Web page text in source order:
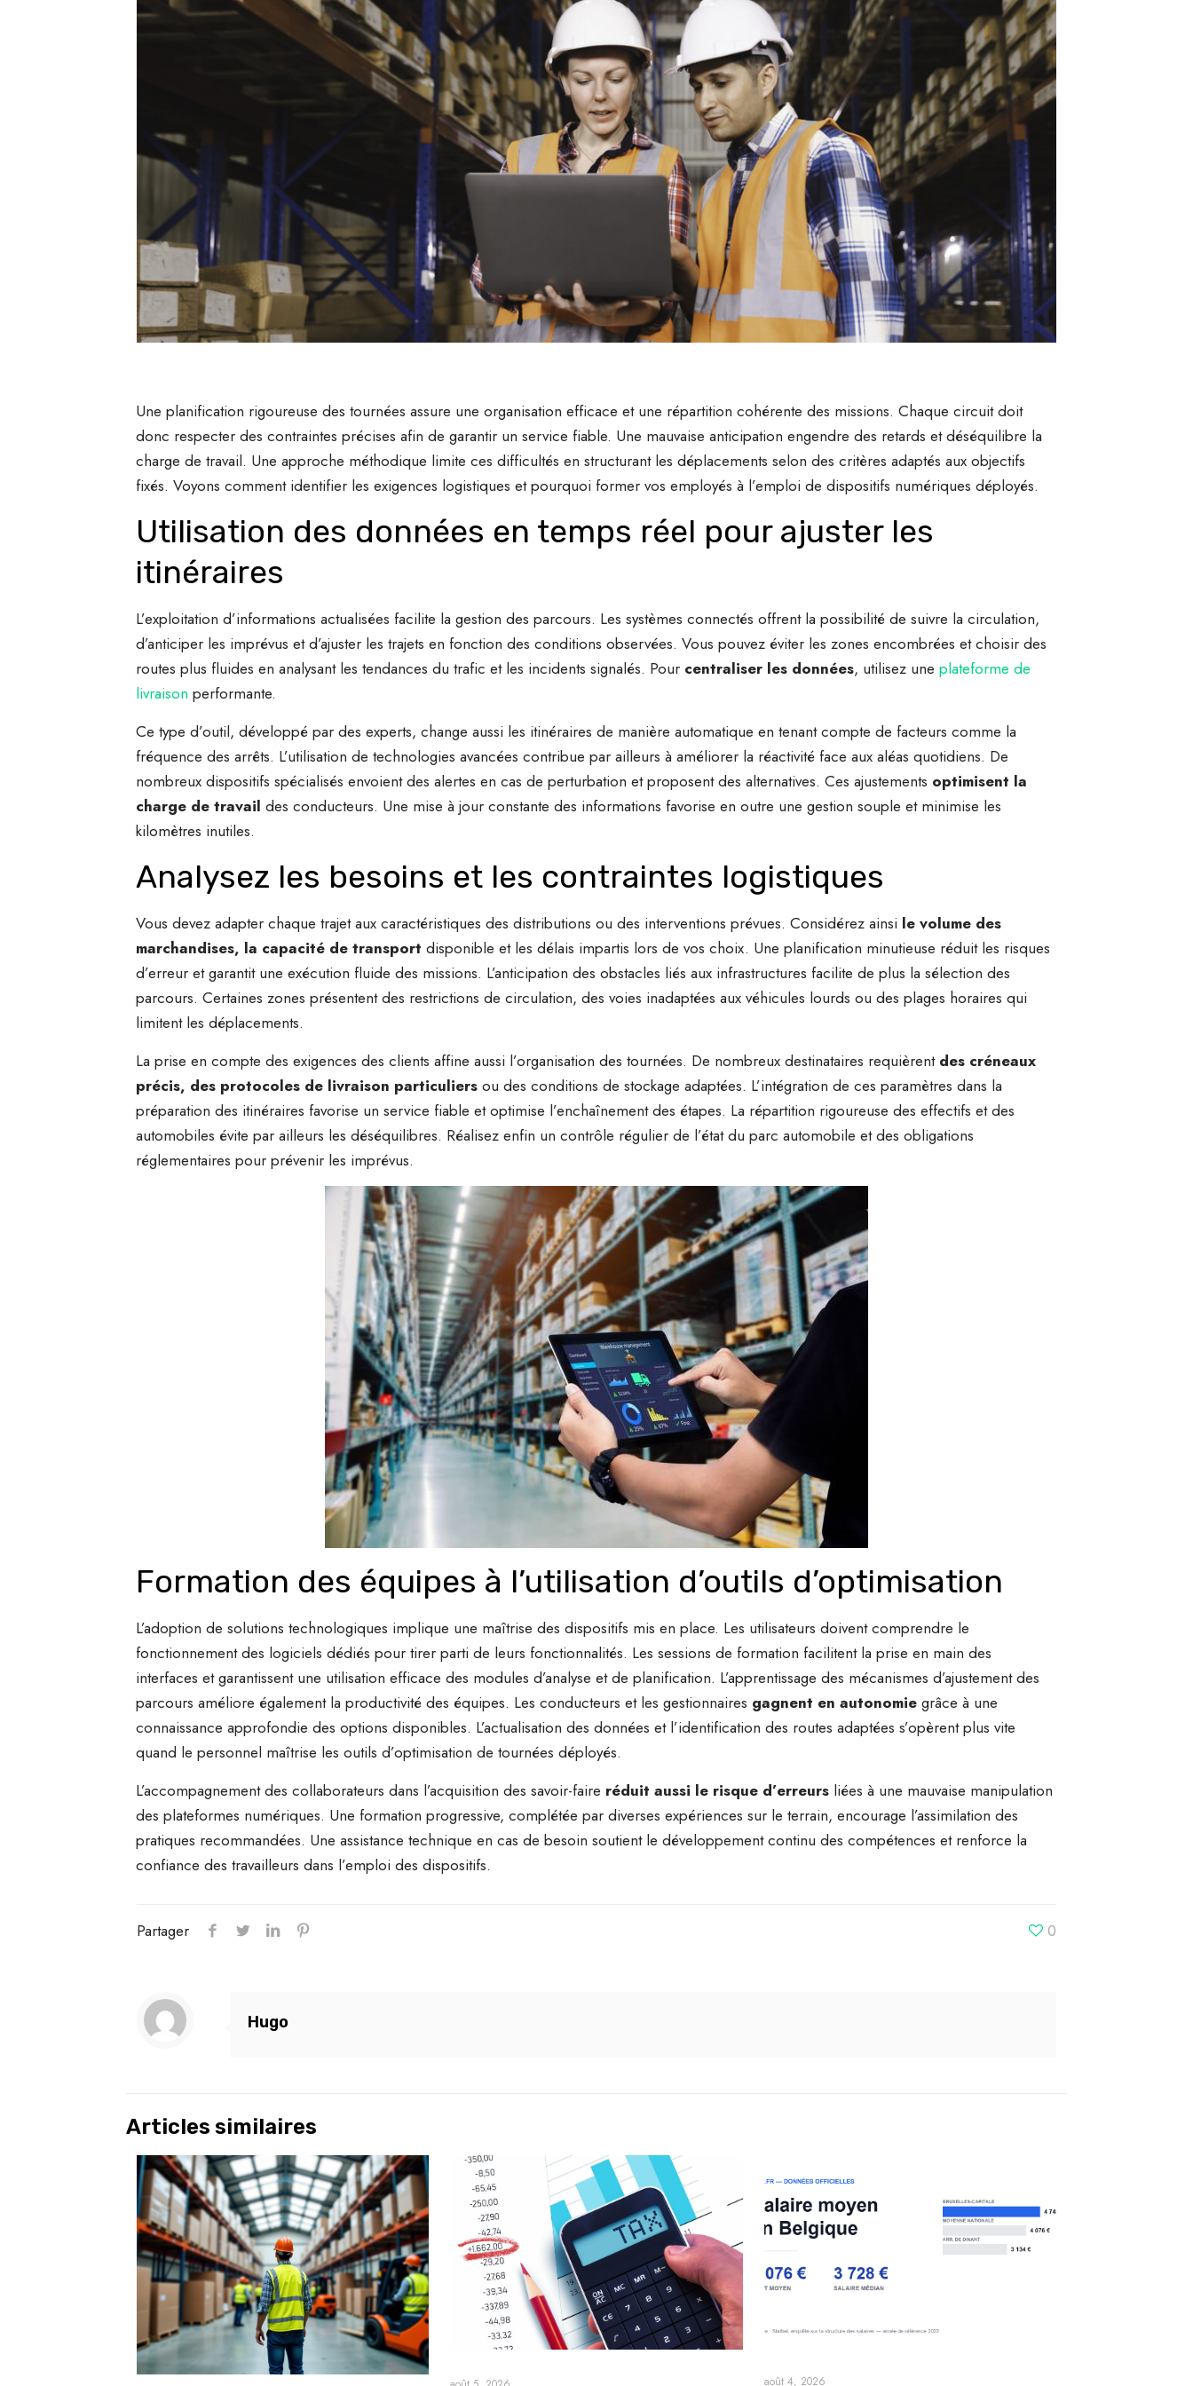
Une planification rigoureuse des tournées assure une organisation efficace et une répartition cohérente des missions. Chaque circuit doit
donc respecter des contraintes précises afin de garantir un service fiable. Une mauvaise anticipation engendre des retards et déséquilibre la
charge de travail. Une approche méthodique limite ces difficultés en structurant les déplacements selon des critères adaptés aux objectifs
fixés. Voyons comment identifier les exigences logistiques et pourquoi former vos employés à l’emploi de dispositifs numériques déployés.
Utilisation des données en temps réel pour ajuster les
itinéraires
L’exploitation d’informations actualisées facilite la gestion des parcours. Les systèmes connectés offrent la possibilité de suivre la circulation,
d’anticiper les imprévus et d’ajuster les trajets en fonction des conditions observées. Vous pouvez éviter les zones encombrées et choisir des
routes plus fluides en analysant les tendances du trafic et les incidents signalés. Pour centraliser les données, utilisez une plateforme de
livraison performante.
Ce type d’outil, développé par des experts, change aussi les itinéraires de manière automatique en tenant compte de facteurs comme la
fréquence des arrêts. L’utilisation de technologies avancées contribue par ailleurs à améliorer la réactivité face aux aléas quotidiens. De
nombreux dispositifs spécialisés envoient des alertes en cas de perturbation et proposent des alternatives. Ces ajustements optimisent la
charge de travail des conducteurs. Une mise à jour constante des informations favorise en outre une gestion souple et minimise les
kilomètres inutiles.
Analysez les besoins et les contraintes logistiques
Vous devez adapter chaque trajet aux caractéristiques des distributions ou des interventions prévues. Considérez ainsi le volume des
marchandises, la capacité de transport disponible et les délais impartis lors de vos choix. Une planification minutieuse réduit les risques
d’erreur et garantit une exécution fluide des missions. L’anticipation des obstacles liés aux infrastructures facilite de plus la sélection des
parcours. Certaines zones présentent des restrictions de circulation, des voies inadaptées aux véhicules lourds ou des plages horaires qui
limitent les déplacements.
La prise en compte des exigences des clients affine aussi l’organisation des tournées. De nombreux destinataires requièrent des créneaux
précis, des protocoles de livraison particuliersou des conditions de stockage adaptées. L’intégration de ces paramètres dans la
préparation des itinéraires favorise un service fiable et optimise l’enchaînement des étapes. La répartition rigoureuse des effectifs et des
automobiles évite par ailleurs les déséquilibres. Réalisez enfin un contrôle régulier de l’état du parc automobile et des obligations
réglementaires pour prévenir les imprévus.
Formation des équipes à l’utilisation d’outils d’optimisation
L’adoption de solutions technologiques implique une maîtrise des dispositifs mis en place. Les utilisateurs doivent comprendre le
fonctionnement des logiciels dédiés pour tirer parti de leurs fonctionnalités. Les sessions de formation facilitent la prise en main des
interfaces et garantissent une utilisation efficace des modules d’analyse et de planification. L’apprentissage des mécanismes d’ajustement des
parcours améliore également la productivité des équipes. Les conducteurs et les gestionnaires gagnent en autonomiegrâce à une
connaissance approfondie des options disponibles. L’actualisation des données et l’identification des routes adaptées s’opèrent plus vite
quand le personnel maîtrise les outils d’optimisation de tournées déployés.
L’accompagnement des collaborateurs dans l’acquisition des savoir-faire réduit aussi le risque d’erreursliées à une mauvaise manipulation
des plateformes numériques. Une formation progressive, complétée par diverses expériences sur le terrain, encourage l’assimilation des
pratiques recommandées. Une assistance technique en cas de besoin soutient le développement continu des compétences et renforce la
confiance des travailleurs dans l’emploi des dispositifs.
Partager 0
Hugo
Articles similaires
août 4, 2026